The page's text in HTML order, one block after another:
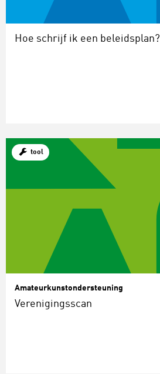
Hoe schrijf ik een beleidsplan?
tool
Amateurkunstondersteuning
Verenigingsscan